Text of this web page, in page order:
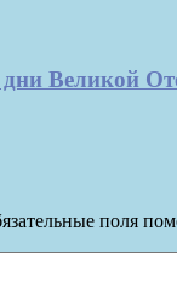
Великой
поля